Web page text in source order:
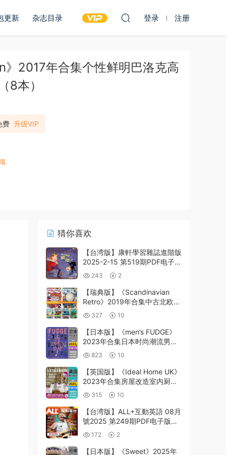
更新 杂志目录 登录 注册
2017年合集个性鲜明巴洛克高
8本）
费 升级VIP
猜你喜欢
【台湾版】康軒學習雜誌進階版
2025-2-15 第519期PDF电子版
杂志243 2
【瑞典版】《Scandinavian
Retro》2019年合集中古北欧主
题室内软装刊物pdf电子版（6
本）
327 10
【日本版】《men’s FUDGE》
2023年合集日本时尚潮流男士
服饰服装穿搭上班族型男pdf杂
志（年订阅）
823 10
【英国版】《Ideal Home UK》
2023年合集房屋改造室内厨房
浴室软装设计杂志PDF（年订
阅）
315 10
【台湾版】ALL+互動英語 08月
號2025 第249期PDF电子版杂
志 172 2
【日本版】《Sweet》2025年